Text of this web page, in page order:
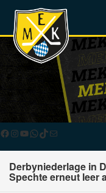
Facebook
Instagram
YouTube
WhatsApp
TikTok
E-Mail
Derbyniederlage in
Spechte erneut leer